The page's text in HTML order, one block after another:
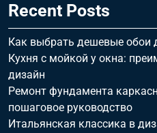
Recent Posts
Как выбрать дешевые обои
Кухня с мойкой у окна:
дизайн
Ремонт фундамента
пошаговое руководство
Итальянская классика в